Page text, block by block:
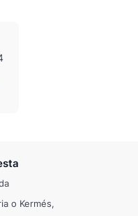
o Kermés